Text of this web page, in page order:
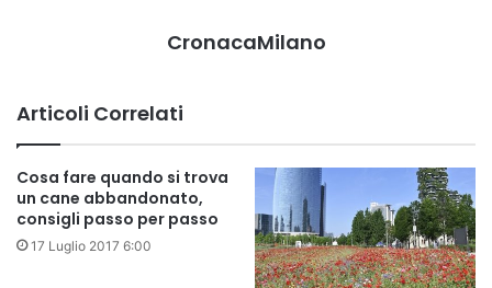
CronacaMilano
Articoli Correlati
Cosa fare quando si trova
un cane abbandonato,
consigli passo per passo
17 Luglio 2017 6:00